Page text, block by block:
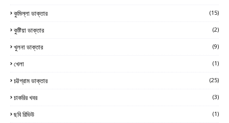
কুমিল্লা ডাক্তার
(15)
কুষ্টিয়া ডাক্তার (2)
খুলনা ডাক্তার (9)
খেলা (1)
চট্টগ্রাম ডাক্তার (25)
চাকরির খবর (3)
ছবি রিভিউ (1)